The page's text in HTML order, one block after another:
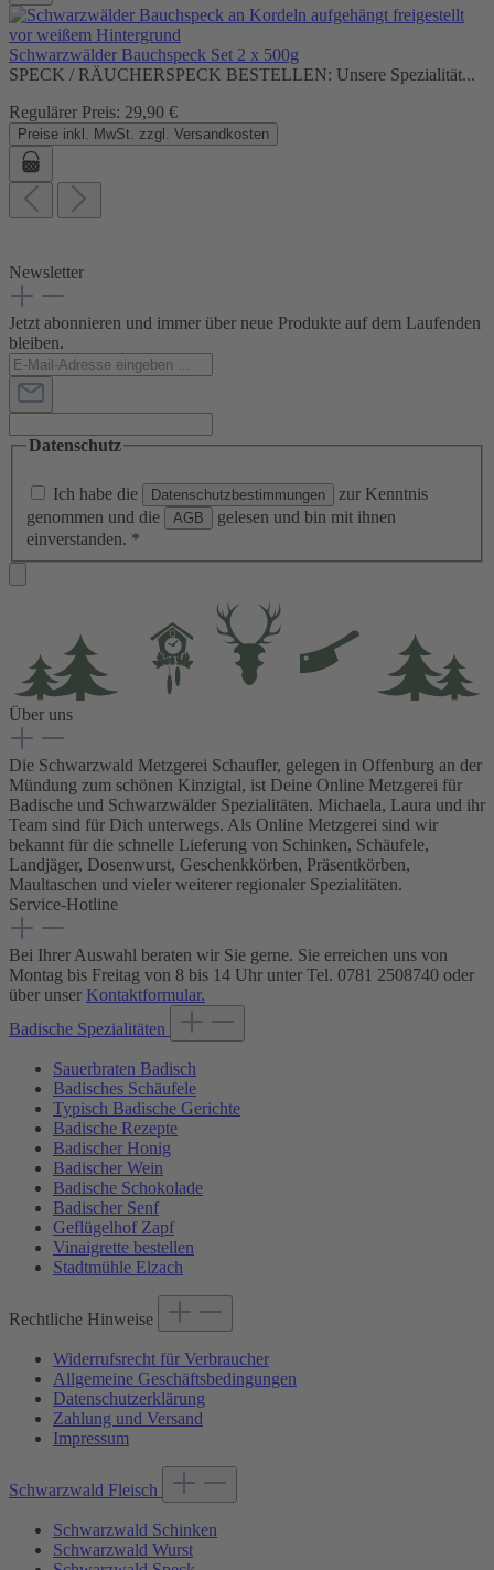
Schwarzwälder Bauchspeck Set 2 x 500g
SPECK / RÄUCHERSPECK BESTELLEN: Unsere Spezialität...
Regulärer Preis: 29,90 €
Preise inkl. MwSt. zzgl. Versandkosten
Newsletter
Jetzt abonnieren und immer über neue Produkte auf dem Laufenden
bleiben.
Datenschutz
Ich habe die Datenschutzbestimmungen
zur Kenntnis
genommen und die
AGB
gelesen und bin mit ihnen
einverstanden. *
Über uns
Die Schwarzwald Metzgerei Schaufler, gelegen in Offenburg an der
Mündung zum schönen Kinzigtal, ist Deine Online Metzgerei für
Badische und Schwarzwälder Spezialitäten. Michaela, Laura und ihr
Team sind für Dich unterwegs. Als Online Metzgerei sind wir
bekannt für die schnelle Lieferung von Schinken, Schäufele,
Landjäger, Dosenwurst, Geschenkkörben, Präsentkörben,
Maultaschen und vieler weiterer regionaler Spezialitäten.
Service-Hotline
Bei Ihrer Auswahl beraten wir Sie gerne. Sie erreichen uns von
Montag bis Freitag von 8 bis 14 Uhr unter Tel. 0781 2508740 oder
über unser Kontaktformular.
Badische Spezialitäten
Sauerbraten Badisch
Badisches Schäufele
Typisch Badische Gerichte
Badische Rezepte
Badischer Honig
Badischer Wein
Badische Schokolade
Badischer Senf
Geflügelhof Zapf
Vinaigrette bestellen
Stadtmühle Elzach
Rechtliche Hinweise
Widerrufsrecht für Verbraucher
Allgemeine Geschäftsbedingungen
Datenschutzerklärung
Zahlung und Versand
Impressum
Schwarzwald Fleisch
Schwarzwald Schinken
Schwarzwald Wurst